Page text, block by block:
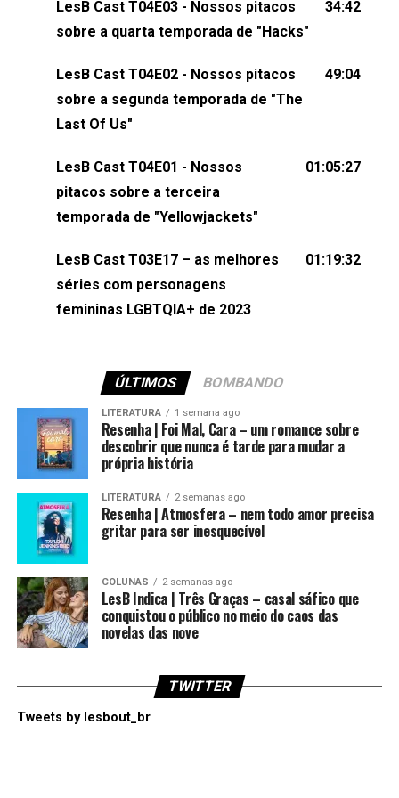
comentários, perguntas ou qualquer outra coisa,
nos envie uma mensagem pelas redes sociais ou
esqueça de visitar nosso site e também redes
sociais:Twitter: ⁠⁠⁠⁠@lesbout_br⁠⁠⁠⁠ Instagram: ⁠⁠⁠⁠@lesbout_br⁠⁠⁠⁠
(⁠⁠⁠⁠⁠⁠@KarolenPassos⁠⁠⁠⁠⁠⁠)Participação de Bruna Fentanes
(⁠⁠⁠⁠@brunarfentanes⁠⁠⁠⁠) e Pollyelly FlorêncioEdição de
Naiady Machado
LesB Cast T04E03 - Nossos pitacos
sobre a quarta temporada de "Hacks"
34:42
LesB Cast T04E02 - Nossos pitacos
sobre a segunda temporada de "The
Last Of Us"
49:04
LesB Cast T04E01 - Nossos
pitacos sobre a terceira
temporada de "Yellowjackets"
01:05:27
LesB Cast T03E17 – as melhores
séries com personagens
femininas LGBTQIA+ de 2023
01:19:32
ÚLTIMOS BOMBANDO
LITERATURA 1 semana ago
Resenha | Foi Mal, Cara – um romance sobre
descobrir que nunca é tarde para mudar a
própria história
LITERATURA 2 semanas ago
Resenha | Atmosfera – nem todo amor precisa
gritar para ser inesquecível
COLUNAS 2 semanas ago
LesB Indica | Três Graças – casal sáfico que
conquistou o público no meio do caos das
novelas das nove
TWITTER
Tweets by lesbout_br